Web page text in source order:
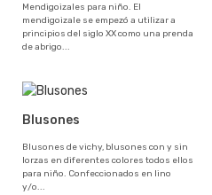
Mendigoizales para niño. El
mendigoizale se empezó a utilizar a
principios del siglo XX como una prenda
de abrigo...
Blusones
Blusones de vichy, blusones con y sin
lorzas en diferentes colores todos ellos
para niño. Confeccionados en lino
y/o...